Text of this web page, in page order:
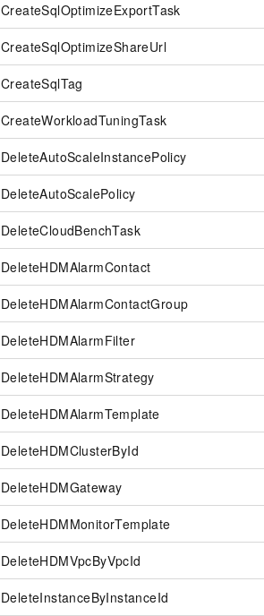
CreateSqlOptimizeExportTask
CreateSqlOptimizeShareUrl
CreateSqlTag
CreateWorkloadTuningTask
DeleteAutoScaleInstancePolicy
DeleteAutoScalePolicy
DeleteCloudBenchTask
DeleteHDMAlarmContact
DeleteHDMAlarmContactGroup
DeleteHDMAlarmFilter
DeleteHDMAlarmStrategy
DeleteHDMAlarmTemplate
DeleteHDMClusterById
DeleteHDMGateway
DeleteHDMMonitorTemplate
DeleteHDMVpcByVpcId
DeleteInstanceByInstanceId